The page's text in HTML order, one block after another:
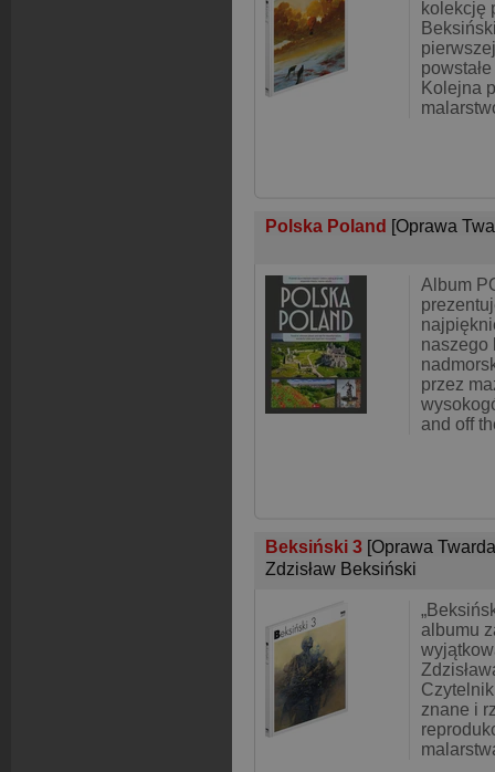
kolekcję
Kolejna
Polska Poland [Oprawa
Album
naszego
przez
and off
Beksiński 3 [Oprawa
Zdzisław Beksiński
albumu
znane i